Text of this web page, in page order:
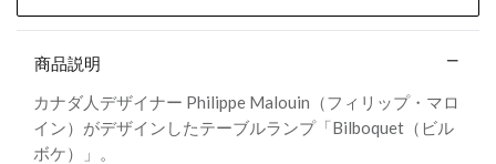
商品説明
カナダ人デザイナー Philippe Malouin（フィリップ・マロ
イン）がデザインしたテーブルランプ「Bilboquet（ビル
ボケ）」。